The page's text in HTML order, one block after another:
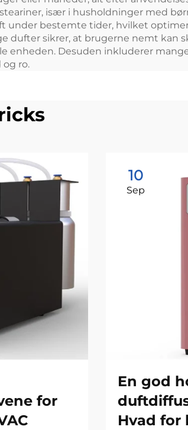
især i husholdninger med
bestemte tider, hvilket
sikrer, at brugerne nemt kan
enheden. Desuden inkluderer
ro.
for
10
Sep
En god
Hvad for